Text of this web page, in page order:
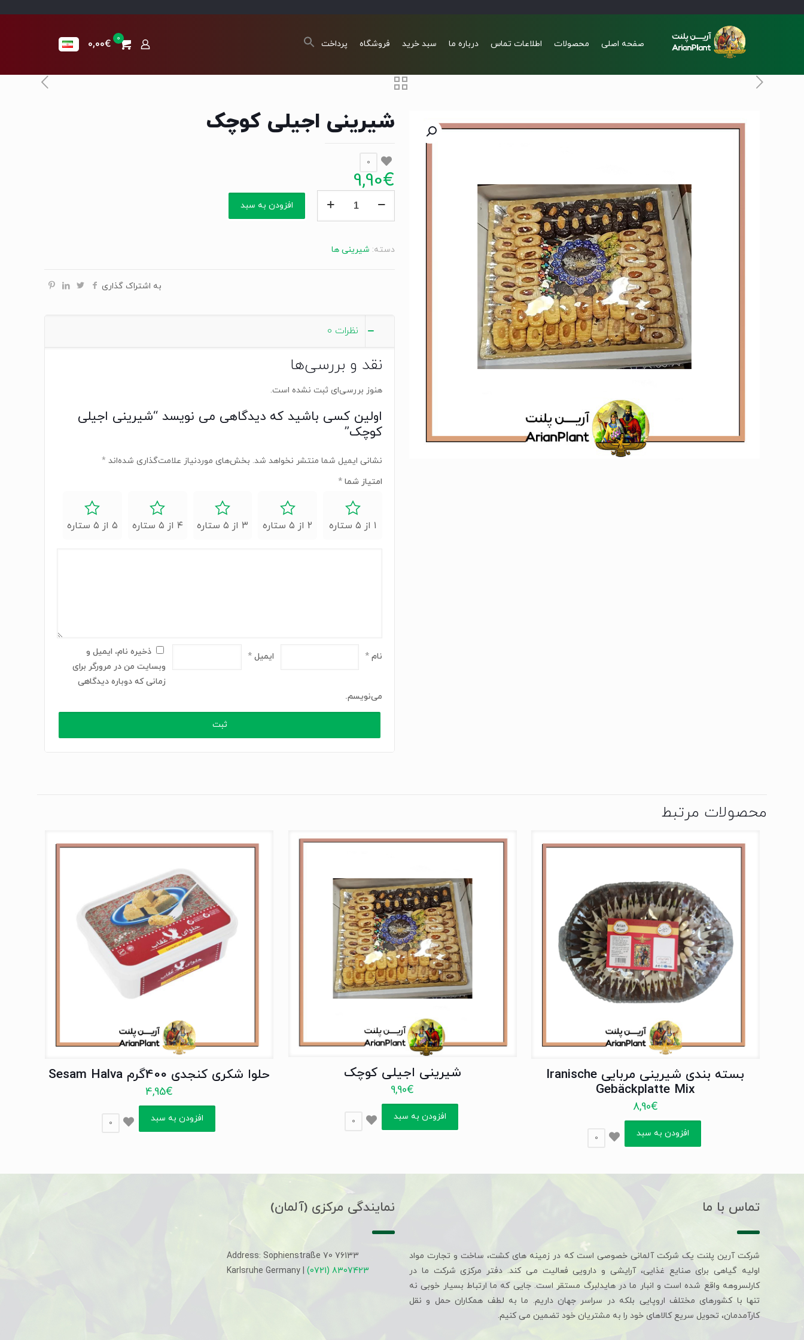
صفحه اصلی محصولات اطلاعات تماس درباره ما سبد خرید فروشگاه پرداخت 0
0,00€
شیرینی اجیلی کوچک
0
9,90€
افزودن به سبد
دسته: شیرینی ها
به اشتراک گذاری
نظرات 0
نقد و بررسی‌ها
هنوز بررسی‌ای ثبت نشده است.
اولین کسی باشید که دیدگاهی می نویسد “شیرینی اجیلی
کوچک”
نشانی ایمیل شما منتشر نخواهد شد. بخش‌های موردنیاز علامت‌گذاری شده‌اند *
امتیاز شما *
۱ از ۵ ستاره ۲ از ۵ ستاره ۳ از ۵ ستاره ۴ از ۵ ستاره ۵ از ۵ ستاره
نام * ایمیل*
ذخیره نام، ایمیل و
وبسایت من در مرورگر برای
زمانی که دوباره دیدگاهی
می‌نویسم.
محصولات مرتبط
بسته بندی شیرینی مربایی Iranische
Gebäckplatte Mix
8,90€
افزودن به سبد 0
شیرینی اجیلی کوچک
9,90€
افزودن به سبد 0
حلوا شکری کنجدی 400گرم Sesam Halva
4,95€
افزودن به سبد 0
تماس با ما
شرکت آرین پلنت یک شرکت آلمانی خصوصی است که در زمینه های کشت، ساخت و تجارت مواد
اولیه گیاهی برای صنایع غذایی، آرایشی و دارویی فعالیت می کند. دفتر مرکزی شرکت ما در
کارلسروهه واقع شده است و انبار ما در هایدلبرگ مستقر است. جایی که ما ارتباط بسیار خوبی نه
تنها با کشورهای مختلف اروپایی بلکه در سراسر جهان داریم. ما به لطف همکاران حمل و نقل
کارآمدمان، تحویل سریع کالاهای خود را به مشتریان خود تضمین می کنیم.
نمایندگی مرکزی (آلمان)
Address: Sophienstraße 70 76133
Karlsruhe Germany | (0721) 8307423